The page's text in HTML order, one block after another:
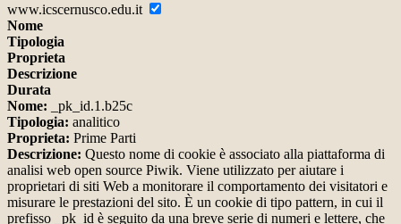
www.icscernusco.edu.it
Nome
Tipologia
Proprieta
Descrizione
Durata
Nome: _pk_id.1.b25c
Tipologia: analitico
Proprieta: Prime Parti
Descrizione: Questo nome di cookie è associato alla piattaforma di
analisi web open source Piwik. Viene utilizzato per aiutare i
proprietari di siti Web a monitorare il comportamento dei visitatori e
misurare le prestazioni del sito. È un cookie di tipo pattern, in cui il
prefisso _pk_id è seguito da una breve serie di numeri e lettere, che